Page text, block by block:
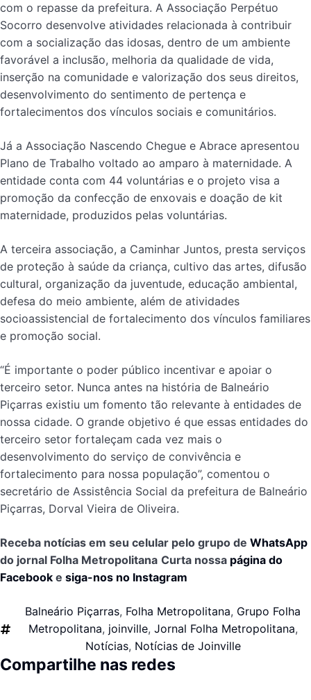
com o repasse da prefeitura. A Associação Perpétuo
Socorro desenvolve atividades relacionada à contribuir
com a socialização das idosas, dentro de um ambiente
favorável a inclusão, melhoria da qualidade de vida,
inserção na comunidade e valorização dos seus direitos,
desenvolvimento do sentimento de pertença e
fortalecimentos dos vínculos sociais e comunitários.
Já a Associação Nascendo Chegue e Abrace apresentou
Plano de Trabalho voltado ao amparo à maternidade. A
entidade conta com 44 voluntárias e o projeto visa a
promoção da confecção de enxovais e doação de kit
maternidade, produzidos pelas voluntárias.
A terceira associação, a Caminhar Juntos, presta serviços
de proteção à saúde da criança, cultivo das artes, difusão
cultural, organização da juventude, educação ambiental,
defesa do meio ambiente, além de atividades
socioassistencial de fortalecimento dos vínculos familiares
e promoção social.
“É importante o poder público incentivar e apoiar o
terceiro setor. Nunca antes na história de Balneário
Piçarras existiu um fomento tão relevante à entidades de
nossa cidade. O grande objetivo é que essas entidades do
terceiro setor fortaleçam cada vez mais o
desenvolvimento do serviço de convivência e
fortalecimento para nossa população”, comentou o
secretário de Assistência Social da prefeitura de Balneário
Piçarras, Dorval Vieira de Oliveira.
Receba notícias em seu celular pelo grupo de WhatsApp
do jornal Folha Metropolitana Curta nossa página do
Facebook e siga-nos no Instagram
Balneário Piçarras, Folha Metropolitana, Grupo Folha
Metropolitana, joinville, Jornal Folha Metropolitana,
Notícias, Notícias de Joinville
Compartilhe nas redes